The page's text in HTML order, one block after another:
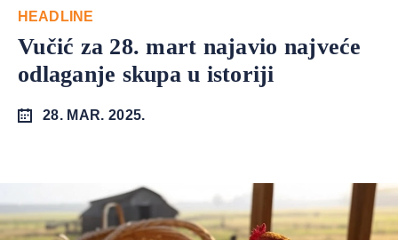
HEADLINE
Vučić za 28. mart najavio najveće
odlaganje skupa u istoriji
28. MAR. 2025.